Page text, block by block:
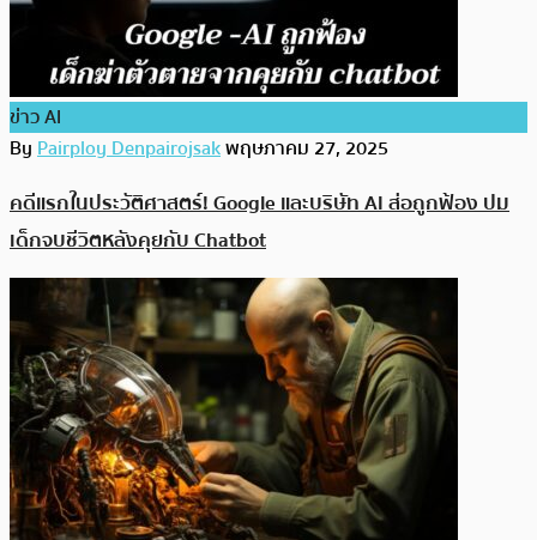
ข่าว AI
ByPairploy Denpairojsakพฤษภาคม 27, 2025
คดีแรกในประวัติศาสตร์! Google และบริษัท AI ส่อถูกฟ้อง ปม
เด็กจบชีวิตหลังคุยกับ Chatbot